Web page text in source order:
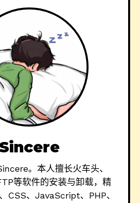
。本人擅长火车头、
等软件的安装与卸载，精
CSS、JavaScript、PHP、